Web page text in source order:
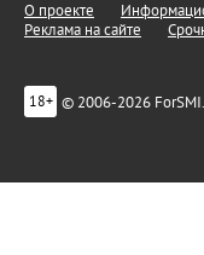
О проекте
Реклама на сайте
18+ © 2006-2026